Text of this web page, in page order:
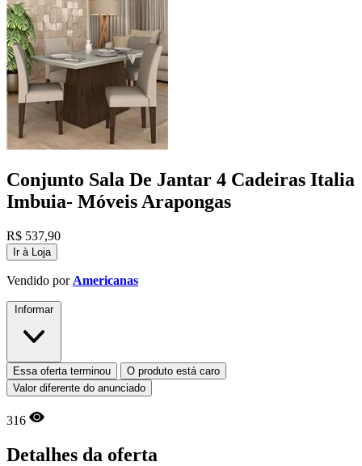
Conjunto Sala De Jantar 4 Cadeiras Italia
Imbuia- Móveis Arapongas
R$ 537,90
Ir à Loja
Vendido por Americanas
Informar
Essa oferta terminou
O produto está caro
Valor diferente do anunciado
316
Detalhes da oferta